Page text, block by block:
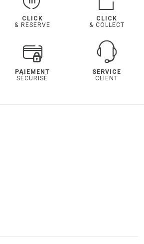
CLICK
& RESERVE
CLICK
& COLLECT
PAIEMENT
SÉCURISÉ
SERVICE
CLIENT